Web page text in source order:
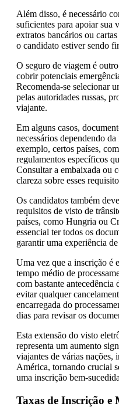
Além disso, é necessário
suficientes para apoiar sua
extratos bancários ou
o candidato estiver sendo
O seguro de viagem é
cobrir potenciais
Recomenda-se selecionar
pelas autoridades russas,
viajante.
Em alguns casos,
necessários dependendo
exemplo, certos países,
regulamentos específicos
Consultar a embaixada ou
clareza sobre esses
Os candidatos também
requisitos de visto de
países, como Hungria ou
essencial ter todos os
garantir uma experiência
Uma vez que a inscrição é
tempo médio de
com bastante antecedência
evitar qualquer
encarregada do
dias para revisar os
Esta extensão do visto
representa um aumento
viajantes de várias nações,
América, tornando crucial
uma inscrição bem-
Taxas de Inscrição e